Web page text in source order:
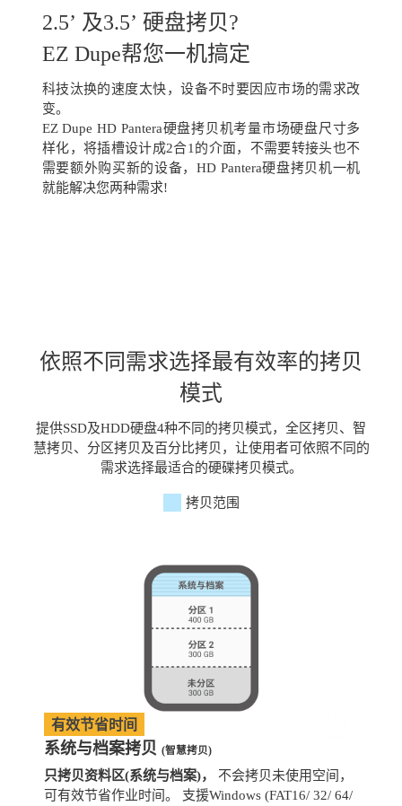
2.5’ 及3.5’ 硬盘拷贝?
EZ Dupe帮您一机搞定
科技汰换的速度太快，设备不时要因应市场的需求改
变。
EZ Dupe HD Pantera硬盘拷贝机考量市场硬盘尺寸多
样化，将插槽设计成2合1的介面，不需要转接头也不
需要额外购买新的设备，HD Pantera硬盘拷贝机一机
就能解决您两种需求!
依照不同需求选择最有效率的拷贝
模式
提供SSD及HDD硬盘4种不同的拷贝模式，全区拷贝、智
慧拷贝、分区拷贝及百分比拷贝，让使用者可依照不同的
需求选择最适合的硬碟拷贝模式。
拷贝范围
有效节省时间
系统与档案拷贝(智慧拷贝)
只拷贝资料区(系统与档案)，
不会拷贝未使用空间，
可有效节省作业时间。 支援Windows (FAT16/ 32/ 64/